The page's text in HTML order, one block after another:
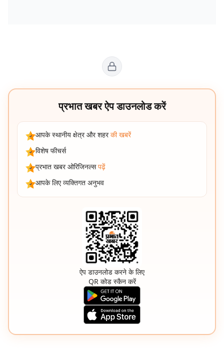
प्रभात खबर ऐप डाउनलोड करें
आपके स्थानीय क्षेत्र और शहर की खबरें
विशेष फीचर्स
प्रभात खबर ओरिजिनल्स पढ़ें
आपके लिए व्यक्तिगत अनुभव
ऐप डाउनलोड करने के लिए
QR कोड स्कैन करें